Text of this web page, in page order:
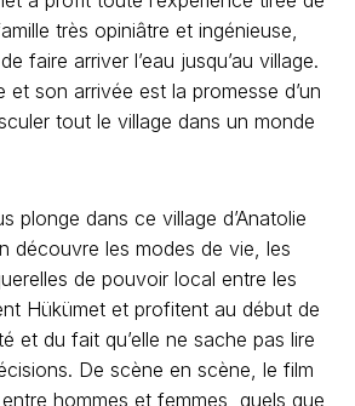
très opiniâtre et ingénieuse,
faire arriver l’eau jusqu’au village.
et son arrivée est la promesse d’un
tout le village dans un monde
plonge dans ce village d’Anatolie
découvre les modes de vie, les
de pouvoir local entre les
Hükümet et profitent au début de
et du fait qu’elle ne sache pas lire
De scène en scène, le film
hommes et femmes, quels que